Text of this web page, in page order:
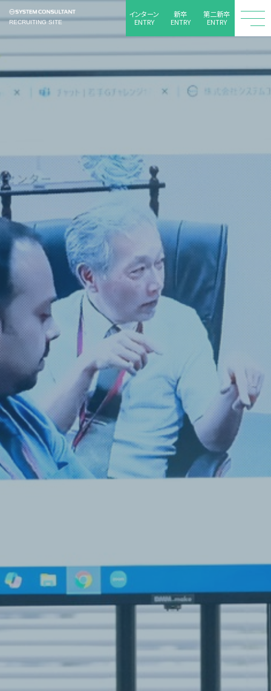
RECRUITING SITE
第二新卒
ENTRY
新卒
ENTRY
インターン
ENTRY